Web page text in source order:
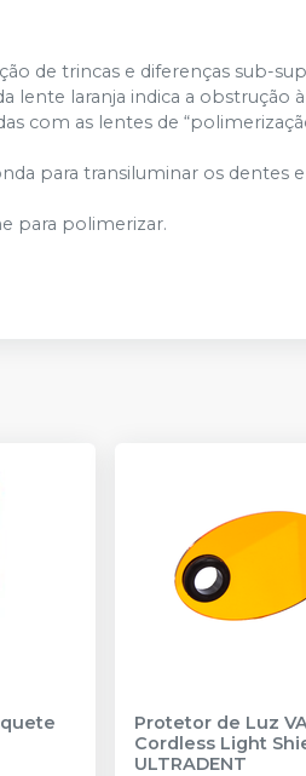
de trincas e diferenças sub-
lente laranja indica a obstrução
com as lentes de
para transiluminar os dentes e
para polimerizar.
Protetor de Luz
Cordless Light
ULTRADENT